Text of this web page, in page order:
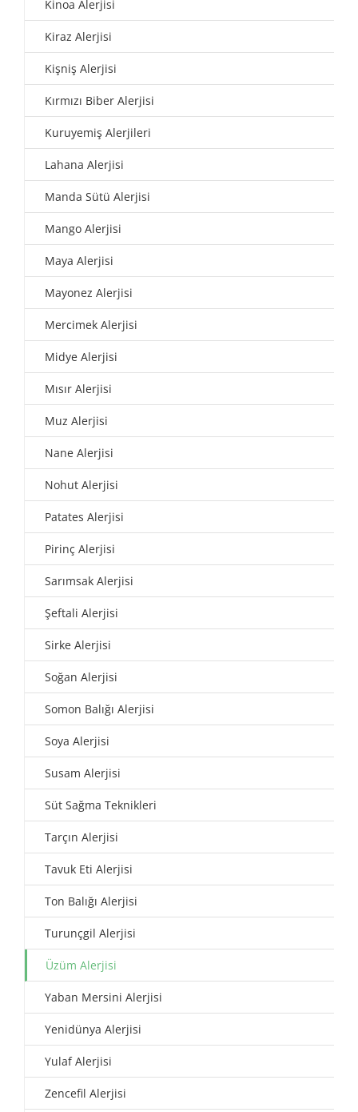
Kinoa Alerjisi
Kiraz Alerjisi
Kişniş Alerjisi
Kırmızı Biber Alerjisi
Kuruyemiş Alerjileri
Lahana Alerjisi
Manda Sütü Alerjisi
Mango Alerjisi
Maya Alerjisi
Mayonez Alerjisi
Mercimek Alerjisi
Midye Alerjisi
Mısır Alerjisi
Muz Alerjisi
Nane Alerjisi
Nohut Alerjisi
Patates Alerjisi
Pirinç Alerjisi
Sarımsak Alerjisi
Şeftali Alerjisi
Sirke Alerjisi
Soğan Alerjisi
Somon Balığı Alerjisi
Soya Alerjisi
Susam Alerjisi
Süt Sağma Teknikleri
Tarçın Alerjisi
Tavuk Eti Alerjisi
Ton Balığı Alerjisi
Turunçgil Alerjisi
Üzüm Alerjisi
Yaban Mersini Alerjisi
Yenidünya Alerjisi
Yulaf Alerjisi
Zencefil Alerjisi